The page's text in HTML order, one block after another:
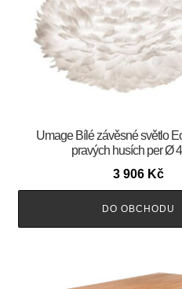
Umage Bílé závěsné světlo
pravých husích per Ø
3 906 Kč
DO OBCHODU